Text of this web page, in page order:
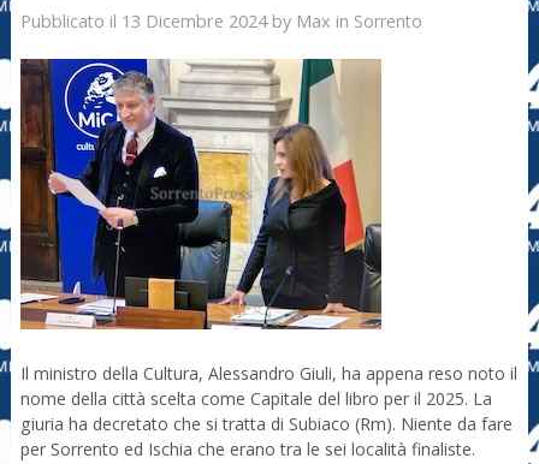
Pubblicato il 13 Dicembre 2024by Max in Sorrento
Il ministro della Cultura, Alessandro Giuli, ha appena reso noto il
nome della città scelta come Capitale del libro per il 2025. La
giuria ha decretato che si tratta di Subiaco (Rm). Niente da fare
per Sorrento ed Ischia che erano tra le sei località finaliste.